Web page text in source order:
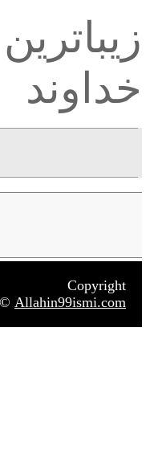
خداوند
Copyright
© Allahin99ismi.com